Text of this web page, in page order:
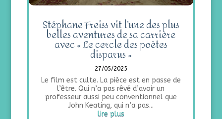
Stéphane Freiss vit l’une des plus
belles aventures de sa carrière
avec « Le cercle des poètes
disparus »
27/05/2025
Le film est culte. La pièce est en passe de
l’être. Qui n’a pas rêvé d’avoir un
professeur aussi peu conventionnel que
John Keating, qui n’a pas...
lire plus